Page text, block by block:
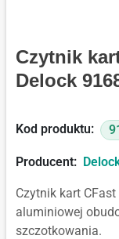
Czytnik
Delock
Kod produktu:
Producent:
Czytnik kart
aluminiowej
szczotkowania.